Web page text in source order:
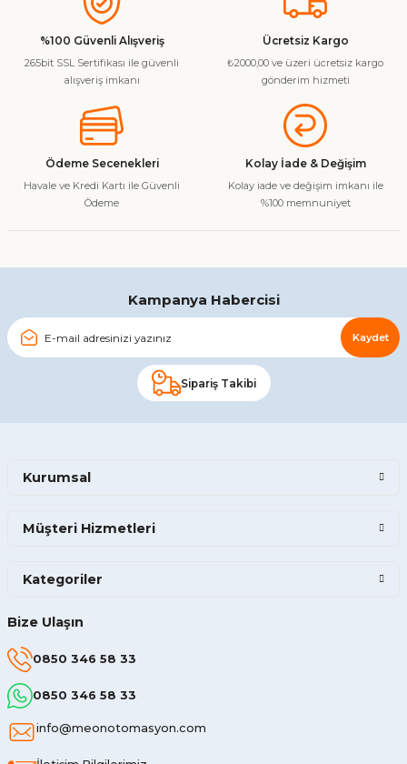
kullanarak tarafımıza iletebilirsiniz.
Görüş ve önerileriniz için teşekkür ederiz.
Ürün resmi kalitesiz, bozuk veya görüntülenemiyor.
Ürün bilgilerinde hatalar bulunuyor.
Ürün fiyatı diğer sitelerden daha pahalı.
Gönder
%100 Güvenli Alışveriş
265bit SSL Sertifikası ile güvenli
alışveriş imkanı
Ücretsiz Kargo
₺2000,00 ve üzeri ücretsiz kargo
gönderim hizmeti
Ödeme Secenekleri
Havale ve Kredi Kartı ile Güvenli
Ödeme
Kolay İade & Değişim
Kolay iade ve değişim imkanı ile
%100 memnuniyet
Kampanya Habercisi
Kaydet
Sipariş Takibi
Bize Ulaşın
0850 346 58 33
0850 346 58 33
info@meonotomasyon.com
Kurumsal
Müşteri Hizmetleri
Kategoriler